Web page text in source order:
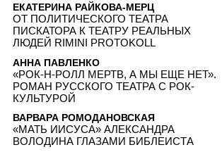
ЕКАТЕРИНА РАЙКОВА-МЕРЦ
ОТ ПОЛИТИЧЕСКОГО ТЕАТРА
ПИСКАТОРА К ТЕАТРУ РЕАЛЬНЫХ
ЛЮДЕЙ RIMINI PROTOKOLL
АННА ПАВЛЕНКО
«РОК-Н-РОЛЛ МЕРТВ, А МЫ ЕЩЕ НЕТ».
РОМАН РУССКОГО ТЕАТРА С РОК-
КУЛЬТУРОЙ
ВАРВАРА РОМОДАНОВСКАЯ
«МАТЬ ИИСУСА» АЛЕКСАНДРА
ВОЛОДИНА ГЛАЗАМИ БИБЛЕИСТА